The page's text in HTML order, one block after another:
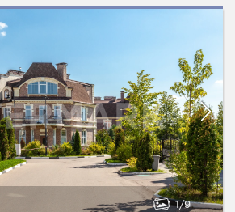
1 9